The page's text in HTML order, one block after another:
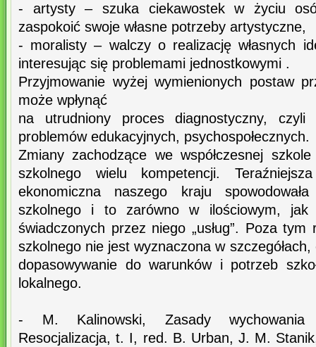
- artysty – szuka ciekawostek w życiu
zaspokoić swoje własne potrzeby artystyczne,
- moralisty – walczy o realizację własnych
interesując się problemami jednostkowymi .
Przyjmowanie wyżej wymienionych postaw
może wpłynąć
na utrudniony proces diagnostyczny,
problemów edukacyjnych, psychospołecznych.
Zmiany zachodzące we współczesnej
szkolnego wielu kompetencji.
ekonomiczna naszego kraju
szkolnego i to zarówno w ilościowym, jak
świadczonych przez niego „usług”. Poza
szkolnego nie jest wyznaczona w
dopasowywanie do warunków i potrzeb
lokalnego.
- M. Kalinowski, Zasady wychowania
Resocjalizacja, t. I, red. B. Urban, J. M.